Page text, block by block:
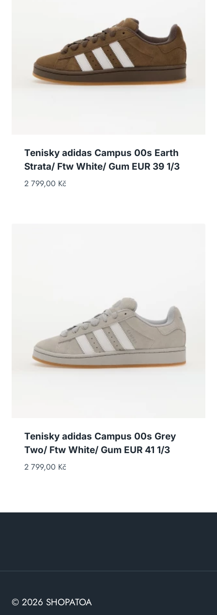
Tenisky adidas Campus 00s Earth
Strata/ Ftw White/ Gum EUR 39 1/3
2 799,00 Kč
Tenisky adidas Campus 00s Grey
Two/ Ftw White/ Gum EUR 41 1/3
2 799,00 Kč
© 2026 SHOPATOA